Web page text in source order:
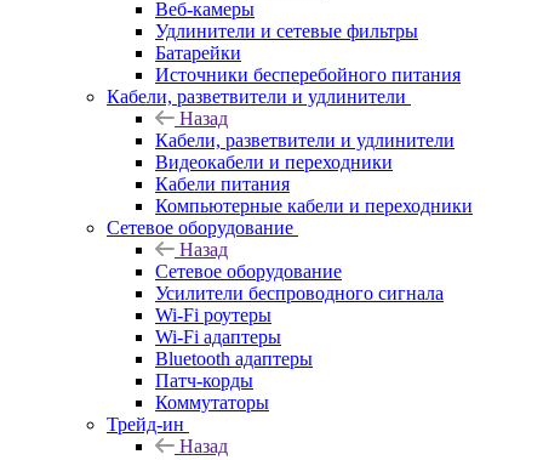
Веб-камеры
Удлинители и сетевые фильтры
Батарейки
Источники бесперебойного питания
Кабели, разветвители и удлинители
Назад
Кабели, разветвители и удлинители
Видеокабели и переходники
Кабели питания
Компьютерные кабели и переходники
Сетевое оборудование
Назад
Сетевое оборудование
Усилители беспроводного сигнала
Wi-Fi роутеры
Wi-Fi адаптеры
Bluetooth адаптеры
Патч-корды
Коммутаторы
Трейд-ин
Назад